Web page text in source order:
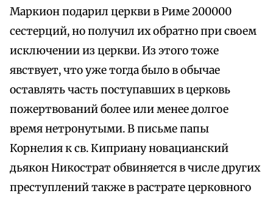
Маркион подарил церкви в Риме 200000
сестерций, но получил их обратно при своем
исключении из церкви. Из этого тоже
явствует, что уже тогда было в обычае
оставлять часть поступавших в церковь
пожертвований более или менее долгое
время нетронутыми. В письме папы
Корнелия к св. Киприану новацианский
дьякон Никострат обвиняется в числе других
преступлений также в растрате церковного